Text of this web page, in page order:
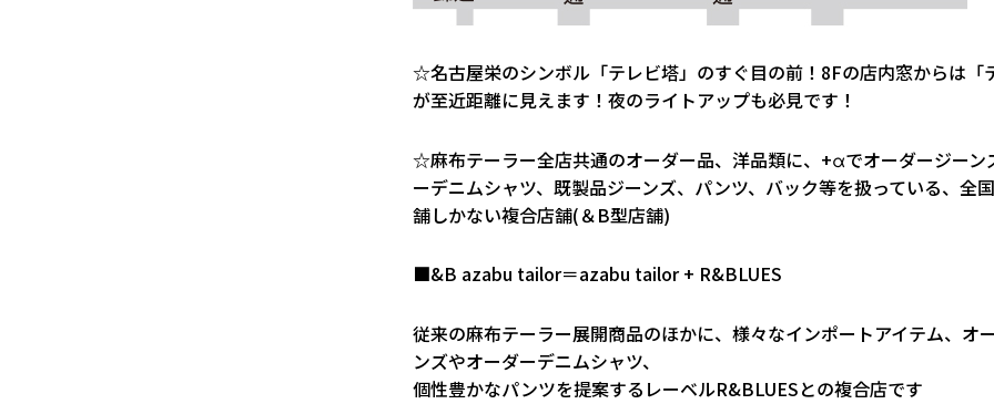
☆名古屋栄のシンボル「テレビ塔」のすぐ目の前！8Fの店内窓からは「
が至近距離に見えます！夜のライトアップも必見です！
☆麻布テーラー全店共通のオーダー品、洋品類に、+αでオーダージーン
ーデニムシャツ、既製品ジーンズ、パンツ、バック等を扱っている、全
舗しかない複合店舗(＆B型店舗)
■&B azabu tailor＝azabu tailor + R&BLUES
従来の麻布テーラー展開商品のほかに、様々なインポートアイテム、オ
ンズやオーダーデニムシャツ、
個性豊かなパンツを提案するレーベルR&BLUESとの複合店です